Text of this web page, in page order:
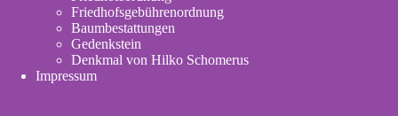
Friedhofsgebührenordnung
tab)
Baumbestattungen
Gedenkstein
Denkmal von Hilko Schomerus
Impressum